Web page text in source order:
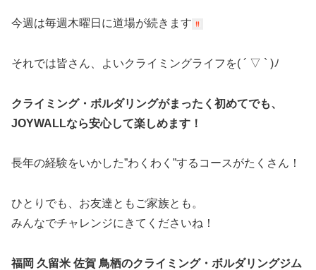
今週は毎週木曜日に道場が続きます
それでは皆さん、よいクライミングライフを( ´ ▽ ` )ﾉ
クライミング・ボルダリングがまったく初めてでも、
JOYWALLなら安心して楽しめます！
長年の経験をいかした”わくわく”するコースがたくさん！
ひとりでも、お友達ともご家族とも。
みんなでチャレンジにきてくださいね！
福岡 久留米 佐賀 鳥栖のクライミング・ボルダリングジム